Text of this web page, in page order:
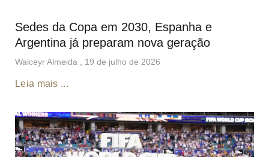
Sedes da Copa em 2030, Espanha e
Argentina já preparam nova geração
Walceyr Almeida 19 de julho de 2026
Leia mais ...